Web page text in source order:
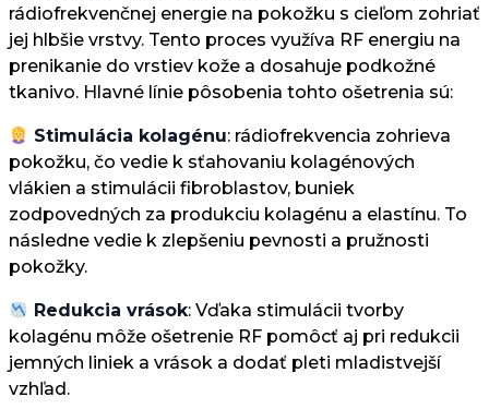
rádiofrekvenčnej energie na pokožku s cieľom zohriať
jej hlbšie vrstvy. Tento proces využíva RF energiu na
prenikanie do vrstiev kože a dosahuje podkožné
tkanivo. Hlavné línie pôsobenia tohto ošetrenia sú:
Stimulácia kolagénu: rádiofrekvencia zohrieva
pokožku, čo vedie k sťahovaniu kolagénových
vlákien a stimulácii fibroblastov, buniek
zodpovedných za produkciu kolagénu a elastínu. To
následne vedie k zlepšeniu pevnosti a pružnosti
pokožky.
Redukcia vrások: Vďaka stimulácii tvorby
kolagénu môže ošetrenie RF pomôcť aj pri redukcii
jemných liniek a vrások a dodať pleti mladistvejší
vzhľad.